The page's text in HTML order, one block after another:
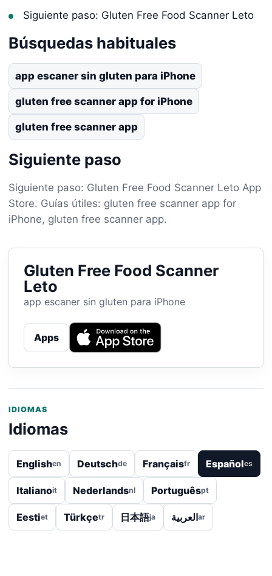
Siguiente paso: Gluten Free Food Scanner Leto
Búsquedas habituales
app escaner sin gluten para iPhone
gluten free scanner app for iPhone
gluten free scanner app
Siguiente paso
Siguiente paso: Gluten Free Food Scanner Leto App
Store. Guías útiles: gluten free scanner app for
iPhone, gluten free scanner app.
Gluten Free Food Scanner
Leto
app escaner sin gluten para iPhone
Apps
IDIOMAS
Idiomas
Englishen Deutschde Françaisfr Españoles
Italianoit Nederlandsnl Portuguêspt
Eestiet Türkçetr 日本語ja العربيةar